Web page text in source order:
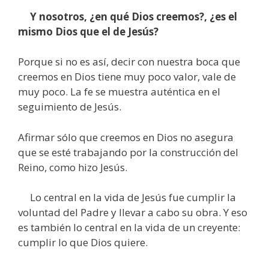
Y nosotros, ¿en qué Dios creemos?, ¿es el
mismo Dios que el de Jesús?
Porque si no es así, decir con nuestra boca que
creemos en Dios tiene muy poco valor, vale de
muy poco. La fe se muestra auténtica en el
seguimiento de Jesús.
Afirmar sólo que creemos en Dios no asegura
que se esté trabajando por la construcción del
Reino, como hizo Jesús.
Lo central en la vida de Jesús fue cumplir la
voluntad del Padre y llevar a cabo su obra. Y eso
es también lo central en la vida de un creyente:
cumplir lo que Dios quiere.